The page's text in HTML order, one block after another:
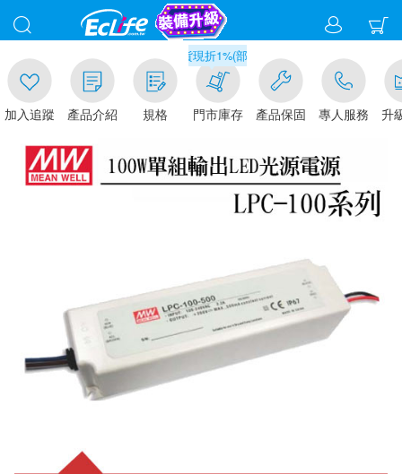
加入追蹤 產品介紹 規格
滿千元門市取貨現折1%(部分商品不適用)-請點我看
門市庫存 產品保固 專人服務 升